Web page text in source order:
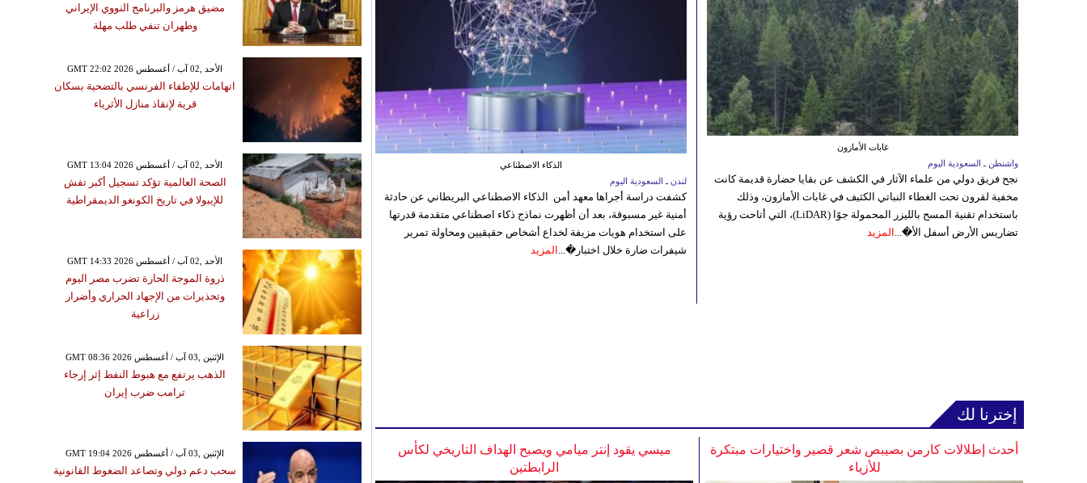
الذكاء الاصطناعي
لندن ـ السعودية اليوم
كشفت دراسة أجراها معهد أمن الذكاء الاصطناعي البريطاني عن حادثة
أمنية غير مسبوقة، بعد أن أظهرت نماذج ذكاء اصطناعي متقدمة قدرتها
على استخدام هويات مزيفة لخداع أشخاص حقيقيين ومحاولة تمرير
شيفرات ضارة خلال اختبار�... المزيد
غابات الأمازون
واشنطن ـ السعودية اليوم
نجح فريق دولي من علماء الآثار في الكشف عن بقايا حضارة قديمة كانت
مخفية لقرون تحت الغطاء النباتي الكثيف في غابات الأمازون، وذلك
باستخدام تقنية المسح بالليزر المحمولة جوًا (LiDAR)، التي أتاحت رؤية
تضاريس الأرض أسفل الأ�... المزيد
إخترنا لك
ميسي يقود إنتر ميامي ويصبح الهداف التاريخي لكأس
الرابطتين
أحدث إطلالات كارمن بصيبص شعر قصير واختيارات مبتكرة
للأزياء
مضيق هرمز والبرنامج النووي الإيراني
وطهران تنفي طلب مهلة
GMT 22:02 2026 الأحد ,02 آب / أغسطس
اتهامات للإطفاء الفرنسي بالتضحية بسكان
قرية لإنقاذ منازل الأثرياء
GMT 13:04 2026 الأحد ,02 آب / أغسطس
الصحة العالمية تؤكد تسجيل أكبر تفش
للإيبولا في تاريخ الكونغو الديمقراطية
GMT 14:33 2026 الأحد ,02 آب / أغسطس
ذروة الموجة الحارة تضرب مصر اليوم
وتحذيرات من الإجهاد الحراري وأضرار
زراعية
GMT 08:36 2026 الإثنين ,03 آب / أغسطس
الذهب يرتفع مع هبوط النفط إثر إرجاء
ترامب ضرب إيران
GMT 19:04 2026 الإثنين ,03 آب / أغسطس
سحب دعم دولي وتصاعد الضغوط القانونية